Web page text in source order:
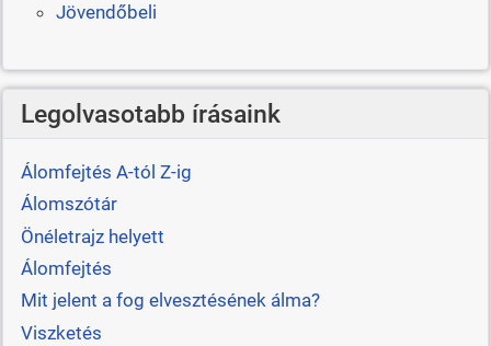
Jövendőbeli
Legolvasotabb írásaink
Álomfejtés A-tól Z-ig
Álomszótár
Önéletrajz helyett
Álomfejtés
Mit jelent a fog elvesztésének álma?
Viszketés